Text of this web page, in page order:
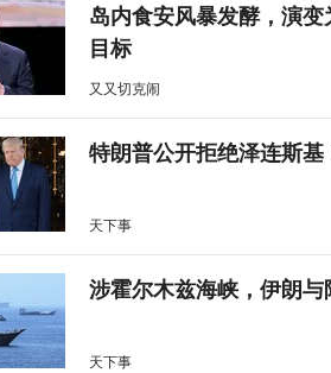
岛内食安风暴发酵，演
目标
又又切克闹
特朗普公开拒绝泽连斯基
天下事
涉霍尔木兹海峡，伊朗
天下事